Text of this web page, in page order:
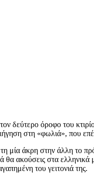
δεύτερο όροφο του
στη «φωλιά», που
μία άκρη στην άλλη το
θα ακούσεις στα
του γειτονιά της.